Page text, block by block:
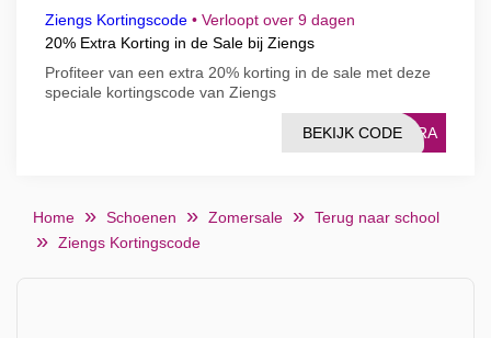
Ziengs Kortingscode • Verloopt over 9 dagen
20% Extra Korting in de Sale bij Ziengs
Profiteer van een extra 20% korting in de sale met deze
speciale kortingscode van Ziengs
XTRA
BEKIJK CODE
Home Schoenen Zomersale
Terug naar school
Ziengs Kortingscode